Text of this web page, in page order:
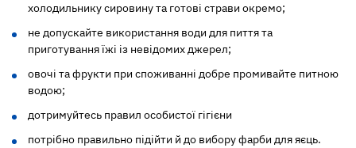
холодильнику сировину та готові страви окремо;
не допускайте використання води для пиття та
приготування їжі із невідомих джерел;
овочі та фрукти при споживанні добре промивайте питною
водою;
дотримуйтесь правил особистої гігієни
потрібно правильно підійти й до вибору фарби для яєць.